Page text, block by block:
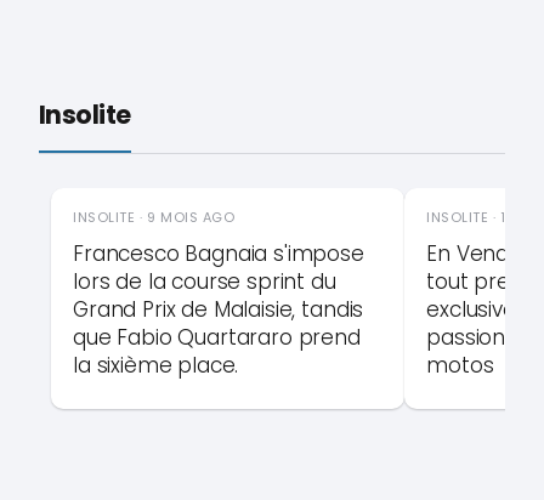
Insolite
INSOLITE · 9 MOIS AGO
Francesco Bagnaia s'impose
lors de la course sprint du
Grand Prix de Malaisie, tandis
que Fabio Quartararo prend
la sixième place.
INSOLITE · 10
En
tout
motos